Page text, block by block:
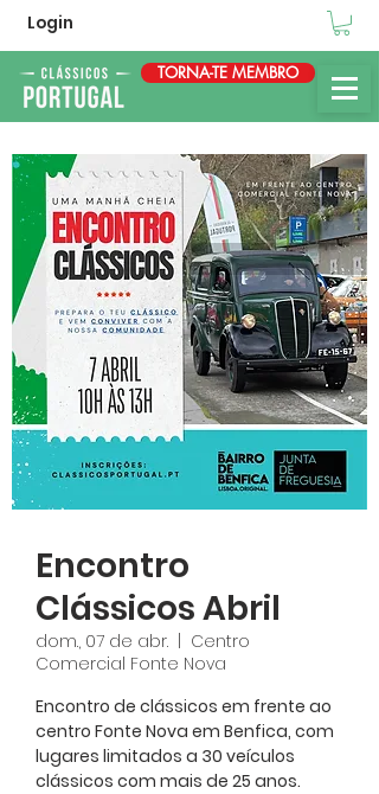
Login
TORNA-TE MEMBRO
Encontro
Clássicos Abril
dom., 07 de abr.
  |
Centro
Comercial Fonte Nova
Encontro de clássicos em frente ao
centro Fonte Nova em Benfica, com
lugares limitados a 30 veículos
clássicos com mais de 25 anos.